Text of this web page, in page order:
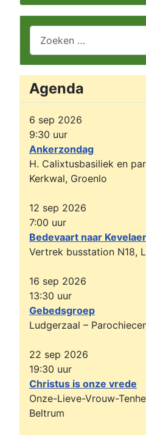
Agenda
6 sep 2026
9:30 uur
Ankerzondag
H. Calixtusbasiliek en
Kerkwal, Groenlo
12 sep 2026
7:00 uur
Bedevaart naar Kevelaer
Vertrek busstation N18,
16 sep 2026
13:30 uur
Gebedsgroep
Ludgerzaal –
22 sep 2026
19:30 uur
Christus is onze vrede
Onze-Lieve-Vrouw-
Beltrum